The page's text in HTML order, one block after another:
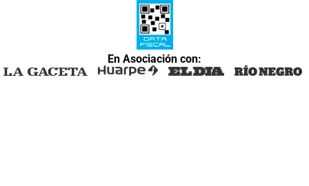
En Asociación con: